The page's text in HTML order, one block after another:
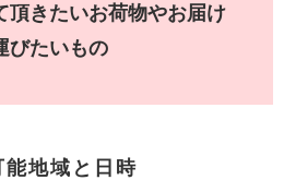
頂きたいお荷物やお届け
びたいもの
能地域と日時